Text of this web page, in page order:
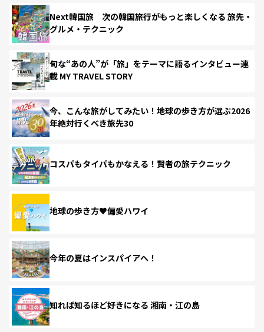
Next韓国旅 次の韓国旅行がもっと楽しくなる 旅先・
グルメ・テクニック
旬な“あの人”が「旅」をテーマに語るインタビュー連
載 MY TRAVEL STORY
今、こんな旅がしてみたい！地球の歩き方が選ぶ2026
年絶対行くべき旅先30
コスパもタイパもかなえる！賢者の旅テクニック
地球の歩き方♥偏愛ハワイ
今年の夏はインスパイアへ！
知れば知るほど好きになる 湘南・江の島